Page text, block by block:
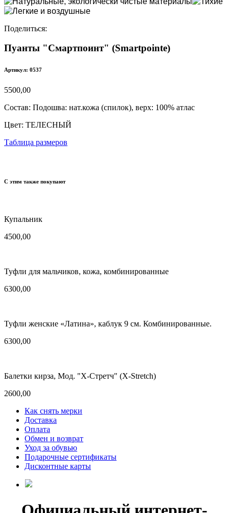
Поделиться:
Пуанты "Смартпоинт" (Smartpointe)
Артикул: 0537
5500,00
Состав: Подошва: нат.кожа (спилок), верх: 100% атлас
Цвет: ТЕЛЕСНЫЙ
Таблица размеров
С этим также покупают
Купальник
4500,00
Туфли для мальчиков, кожа, комбинированные
6300,00
Туфли женские «Латина», каблук 9 см. Комбинированные.
6300,00
Балетки кирза, Мод. "X-Стретч" (X-Stretch)
2600,00
Как снять мерки
Доставка
Оплата
Обмен и возврат
Уход за обувью
Подарочные сертификаты
Дисконтные карты